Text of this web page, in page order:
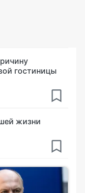
гостиницы
жизни